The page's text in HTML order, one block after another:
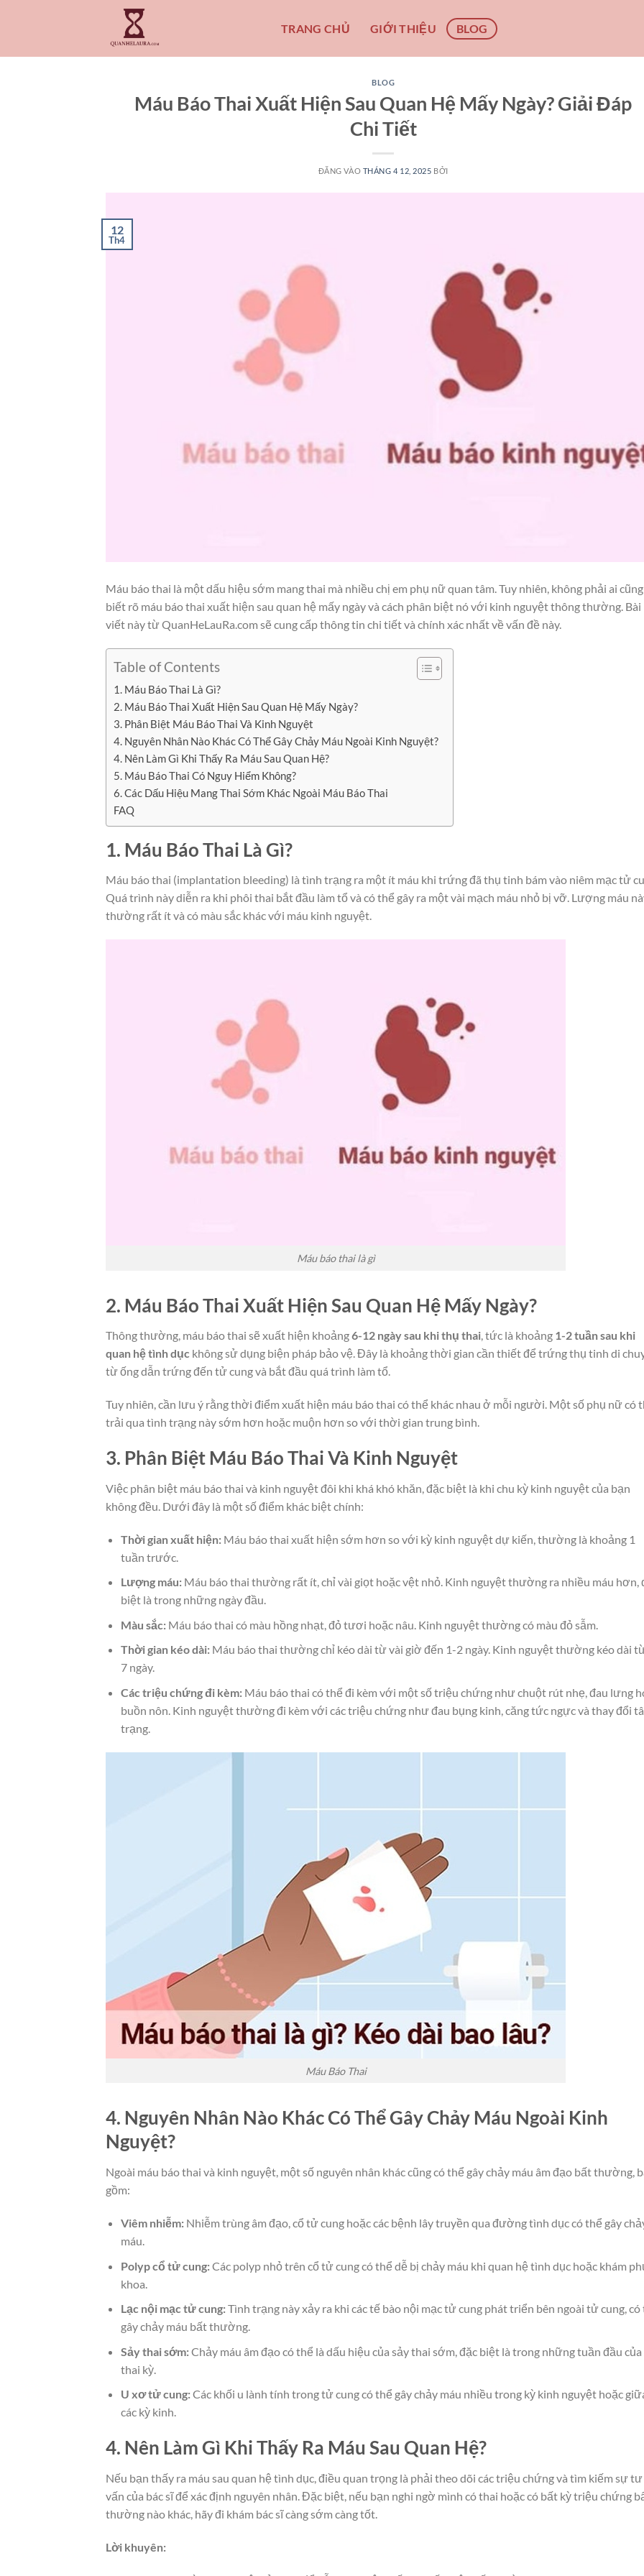
TRANG CHỦ GIỚI THIỆU BLOG
BLOG
Máu Báo Thai Xuất Hiện Sau Quan Hệ Mấy Ngày? Giải Đáp
Chi Tiết
ĐĂNG VÀO THÁNG 4 12, 2025 BỞI
12
Th4
Máu báo thai là một dấu hiệu sớm mang thai mà nhiều chị em phụ nữ quan tâm. Tuy nhiên, không phải ai cũng
biết rõ máu báo thai xuất hiện sau quan hệ mấy ngày và cách phân biệt nó với kinh nguyệt thông thường. Bài
viết này từ QuanHeLauRa.com sẽ cung cấp thông tin chi tiết và chính xác nhất về vấn đề này.
Table of Contents
1. Máu Báo Thai Là Gì?
2. Máu Báo Thai Xuất Hiện Sau Quan Hệ Mấy Ngày?
3. Phân Biệt Máu Báo Thai Và Kinh Nguyệt
4. Nguyên Nhân Nào Khác Có Thể Gây Chảy Máu Ngoài Kinh Nguyệt?
4. Nên Làm Gì Khi Thấy Ra Máu Sau Quan Hệ?
5. Máu Báo Thai Có Nguy Hiểm Không?
6. Các Dấu Hiệu Mang Thai Sớm Khác Ngoài Máu Báo Thai
FAQ
1. Máu Báo Thai Là Gì?
Máu báo thai (implantation bleeding) là tình trạng ra một ít máu khi trứng đã thụ tinh bám vào niêm mạc tử
Quá trình này diễn ra khi phôi thai bắt đầu làm tổ và có thể gây ra một vài mạch máu nhỏ bị vỡ. Lượng máu
thường rất ít và có màu sắc khác với máu kinh nguyệt.
Máu báo thai là gì
2. Máu Báo Thai Xuất Hiện Sau Quan Hệ Mấy Ngày?
Thông thường, máu báo thai sẽ xuất hiện khoảng6-12 ngày sau khi thụ thai, tức là khoảng 1-2 tuần sau khi
quan hệ tình dục không sử dụng biện pháp bảo vệ. Đây là khoảng thời gian cần thiết để trứng thụ tinh di
từ ống dẫn trứng đến tử cung và bắt đầu quá trình làm tổ.
Tuy nhiên, cần lưu ý rằng thời điểm xuất hiện máu báo thai có thể khác nhau ở mỗi người. Một số phụ nữ có
trải qua tình trạng này sớm hơn hoặc muộn hơn so với thời gian trung bình.
3. Phân Biệt Máu Báo Thai Và Kinh Nguyệt
Việc phân biệt máu báo thai và kinh nguyệt đôi khi khá khó khăn, đặc biệt là khi chu kỳ kinh nguyệt của bạn
không đều. Dưới đây là một số điểm khác biệt chính:
Thời gian xuất hiện:Máu báo thai xuất hiện sớm hơn so với kỳ kinh nguyệt dự kiến, thường là khoảng 1
tuần trước.
Lượng máu:Máu báo thai thường rất ít, chỉ vài giọt hoặc vệt nhỏ. Kinh nguyệt thường ra nhiều máu hơn,
biệt là trong những ngày đầu.
Màu sắc:Máu báo thai có màu hồng nhạt, đỏ tươi hoặc nâu. Kinh nguyệt thường có màu đỏ sẫm.
Thời gian kéo dài:Máu báo thai thường chỉ kéo dài từ vài giờ đến 1-2 ngày. Kinh nguyệt thường kéo dài
7 ngày.
Các triệu chứng đi kèm:Máu báo thai có thể đi kèm với một số triệu chứng như chuột rút nhẹ, đau lưng
buồn nôn. Kinh nguyệt thường đi kèm với các triệu chứng như đau bụng kinh, căng tức ngực và thay đổi
trạng.
Máu Báo Thai
4. Nguyên Nhân Nào Khác Có Thể Gây Chảy Máu Ngoài Kinh
Nguyệt?
Ngoài máu báo thai và kinh nguyệt, một số nguyên nhân khác cũng có thể gây chảy máu âm đạo bất thường,
gồm:
Viêm nhiễm:Nhiễm trùng âm đạo, cổ tử cung hoặc các bệnh lây truyền qua đường tình dục có thể gây
máu.
Polyp cổ tử cung:Các polyp nhỏ trên cổ tử cung có thể dễ bị chảy máu khi quan hệ tình dục hoặc khám
khoa.
Lạc nội mạc tử cung:Tình trạng này xảy ra khi các tế bào nội mạc tử cung phát triển bên ngoài tử cung, có
gây chảy máu bất thường.
Sảy thai sớm:Chảy máu âm đạo có thể là dấu hiệu của sảy thai sớm, đặc biệt là trong những tuần đầu của
thai kỳ.
U xơ tử cung:Các khối u lành tính trong tử cung có thể gây chảy máu nhiều trong kỳ kinh nguyệt hoặc
các kỳ kinh.
4. Nên Làm Gì Khi Thấy Ra Máu Sau Quan Hệ?
Nếu bạn thấy ra máu sau quan hệ tình dục, điều quan trọng là phải theo dõi các triệu chứng và tìm kiếm sự tư
vấn của bác sĩ để xác định nguyên nhân. Đặc biệt, nếu bạn nghi ngờ mình có thai hoặc có bất kỳ triệu chứng
thường nào khác, hãy đi khám bác sĩ càng sớm càng tốt.
Lời khuyên: